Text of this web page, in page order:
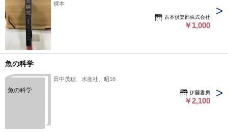
裸本
古本倶楽部株式会社
￥1,000
魚の科学
魚の科学
田中茂穂、水産社、昭16
伊藤書房
￥2,100